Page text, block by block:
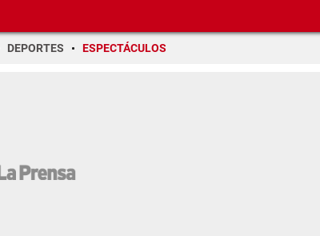
DEPORTES ESPECTÁCULOS